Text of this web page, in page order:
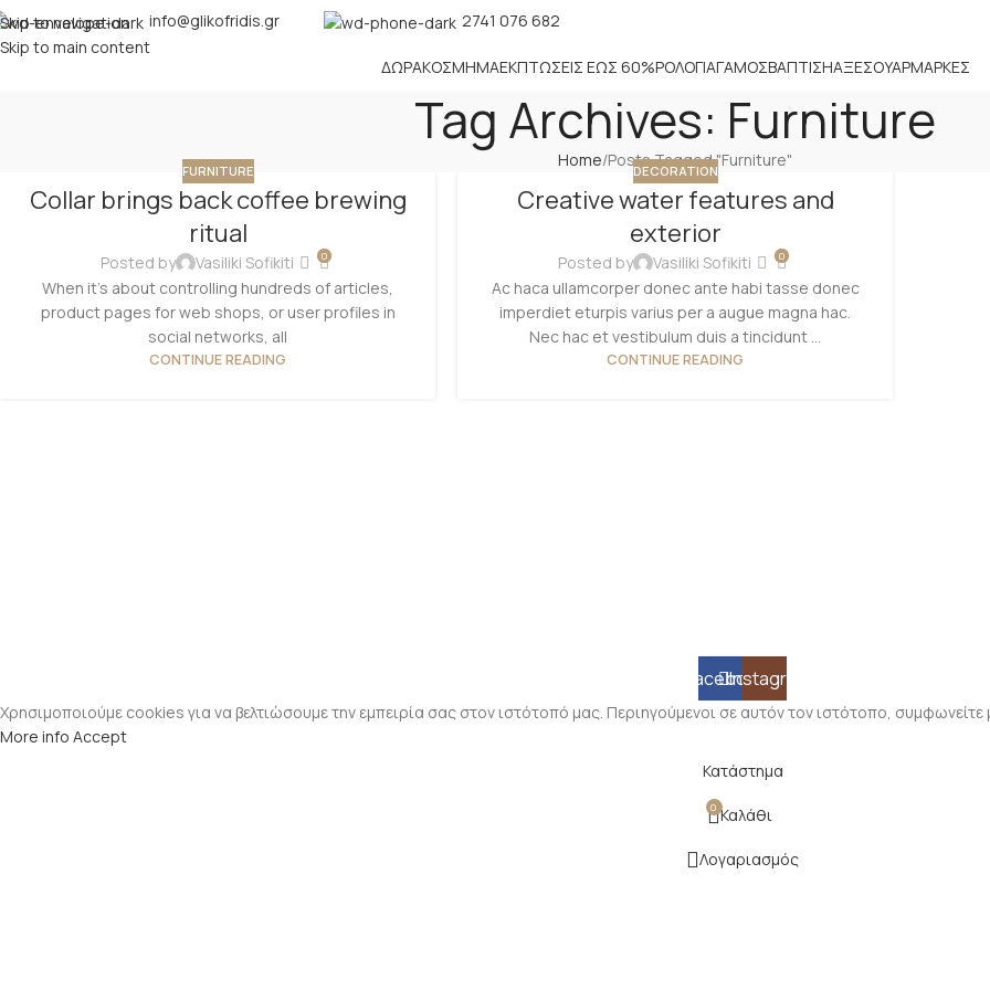
Skip to navigation
Skip to main content
info@glikofridis.gr 2741 076 682
ΔΏΡΑΚΌΣΜΗΜΑΕΚΠΤΏΣΕΙΣ ΈΩΣ 60%ΡΟΛΌΓΙΑΓΆΜΟΣΒΆΠΤΙΣΗΑΞΕΣΟΥΆΡΜΑΡΚΕΣ
Tag Archives: Furniture
Home Posts Tagged "Furniture"
FURNITURE
Collar brings back coffee brewing
ritual
Posted by Vasiliki Sofikiti 0
When it's about controlling hundreds of articles,
product pages for web shops, or user profiles in
social networks, all
CONTINUE READING
DECORATION
Creative water features and
exterior
Posted by Vasiliki Sofikiti 0
Ac haca ullamcorper donec ante habi tasse donec
imperdiet eturpis varius per a augue magna hac.
Nec hac et vestibulum duis a tincidunt ...
CONTINUE READING
Facebook
Instagram
Χρησιμοποιούμε cookies για να βελτιώσουμε την εμπειρία σας στον ιστότοπό μας. Περιηγούμενοι σε αυτόν τον ιστότοπο,
More info Accept
Κατάστημα
0 Καλάθι
Λογαριασμός